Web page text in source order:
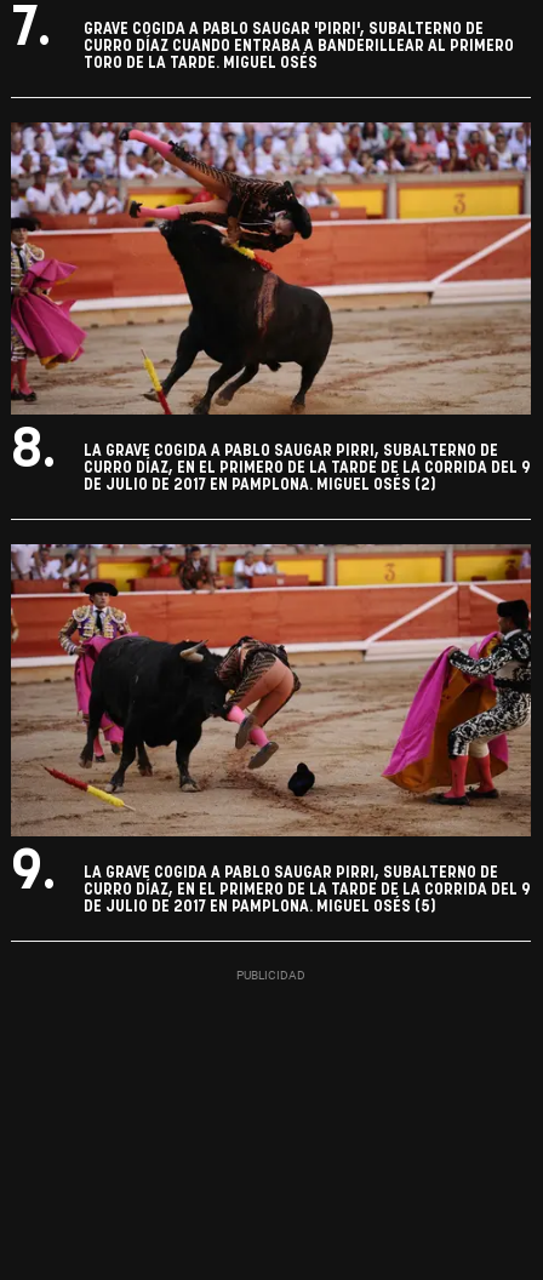
7.
GRAVE COGIDA A PABLO SAUGAR 'PIRRI', SUBALTERNO DE
CURRO DÍAZ CUANDO ENTRABA A BANDERILLEAR AL PRIMERO
TORO DE LA TARDE. MIGUEL OSÉS
8.
LA GRAVE COGIDA A PABLO SAUGAR PIRRI, SUBALTERNO DE
CURRO DÍAZ, EN EL PRIMERO DE LA TARDE DE LA CORRIDA DEL 9
DE JULIO DE 2017 EN PAMPLONA. MIGUEL OSÉS (2)
9.
LA GRAVE COGIDA A PABLO SAUGAR PIRRI, SUBALTERNO DE
CURRO DÍAZ, EN EL PRIMERO DE LA TARDE DE LA CORRIDA DEL 9
DE JULIO DE 2017 EN PAMPLONA. MIGUEL OSÉS (5)